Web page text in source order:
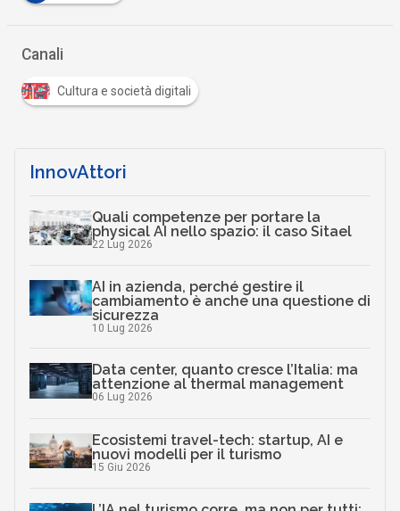
Canali
Cultura e società digitali
InnovAttori
Quali competenze per portare la
physical AI nello spazio: il caso Sitael
22 Lug 2026
AI in azienda, perché gestire il
cambiamento è anche una questione di
sicurezza
10 Lug 2026
Data center, quanto cresce l’Italia: ma
attenzione al thermal management
06 Lug 2026
Ecosistemi travel-tech: startup, AI e
nuovi modelli per il turismo
15 Giu 2026